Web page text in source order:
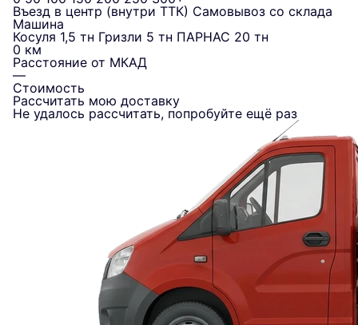
Въезд в центр (внутри ТТК) Самовывоз со склада
Машина
Косуля 1,5 тн Гризли 5 тн ПАРНАС 20 тн
0 км
Расстояние от МКАД
—
Стоимость
Рассчитать мою доставку
Не удалось рассчитать, попробуйте ещё раз